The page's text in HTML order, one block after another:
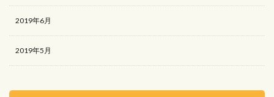
2019年6月
2019年5月